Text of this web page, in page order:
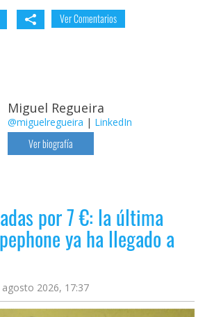
Ver Comentarios
Miguel Regueira
@miguelregueira | LinkedIn
Ver biografía
por 7 €: la última
ya ha llegado a
agosto 2026, 17:37